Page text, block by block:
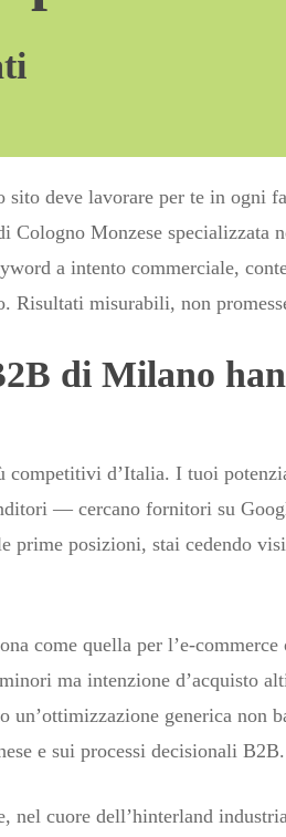
deve lavorare per te in ogni
Cologno Monzese specializzata
a intento commerciale,
Risultati misurabili, non
di Milano
competitivi d’Italia. I tuoi
— cercano fornitori su
prime posizioni, stai cedendo
come quella per l’e-
ma intenzione d’acquisto
generica non
e sui processi decisionali B2B.
nel cuore dell’hinterland